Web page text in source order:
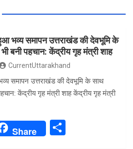
भव्य समापन उत्तराखंड की देवभूमि के
बनी पहचान: केंद्रीय गृह मंत्री शाह
CurrentUttarakhand
समापन उत्तराखंड की देवभूमि के साथ
केंद्रीय गृह मंत्री शाह केंद्रीय गृह मंत्री
Share